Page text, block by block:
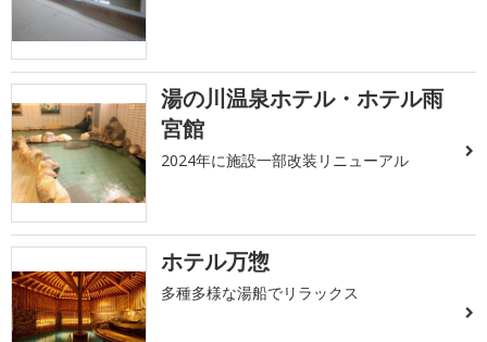
湯の川温泉ホテル・ホテル雨
宮館
2024年に施設一部改装リニューアル
ホテル万惣
多種多様な湯船でリラックス